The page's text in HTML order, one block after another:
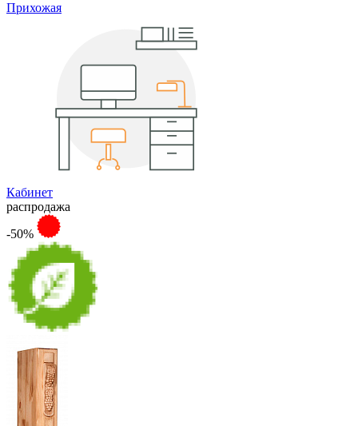
Прихожая
Кабинет
распродажа
-50%